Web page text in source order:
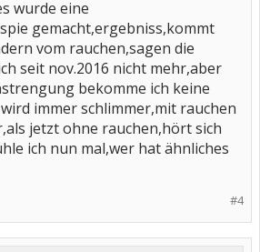
wurde eine
gemacht,ergebniss,kommt
vom rauchen,sagen die
seit nov.2016 nicht mehr,aber
bekomme ich keine
immer schlimmer,mit rauchen
jetzt ohne rauchen,hört sich
ich nun mal,wer hat ähnliches
#4